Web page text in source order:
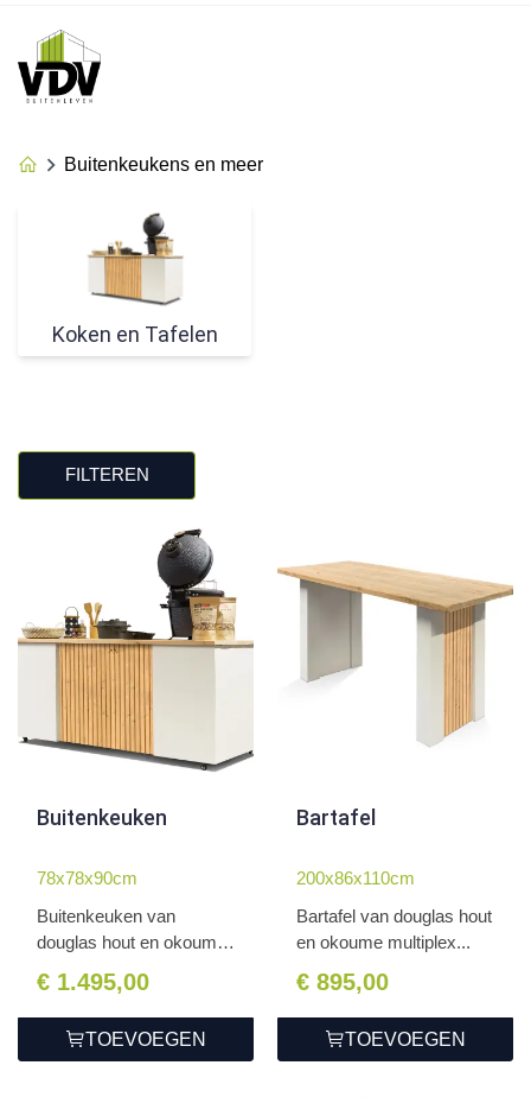
Buitenkeukens en meer
Koken en Tafelen
FILTEREN
Buitenkeuken
78x78x90cm
Buitenkeuken van
douglas hout en okoume
€ 1.495,00
TOEVOEGEN
Bartafel
200x86x110cm
Bartafel van douglas hout
en okoume multiplex...
€ 895,00
TOEVOEGEN